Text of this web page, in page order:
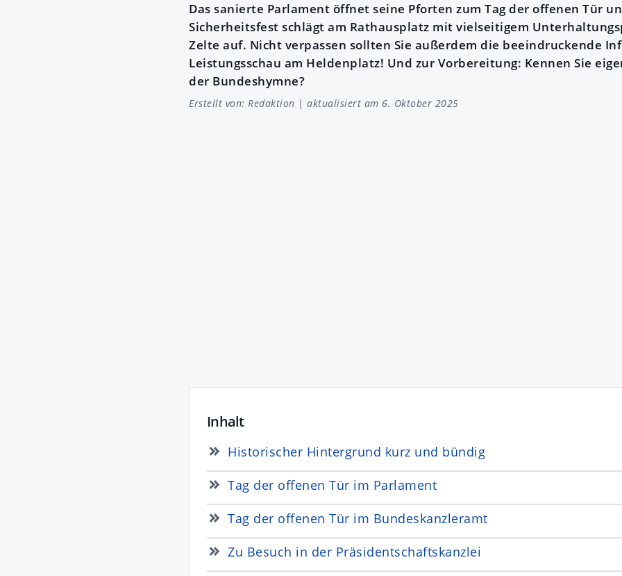
Das sanierte Parlament öffnet seine Pforten zum Tag der offenen Tür
Sicherheitsfest schlägt am Rathausplatz mit vielseitigem
Zelte auf. Nicht verpassen sollten Sie außerdem die beeindruckende
Leistungsschau am Heldenplatz! Und zur Vorbereitung: Kennen Sie
der Bundeshymne?
Erstellt von: Redaktion | aktualisiert am 6. Oktober 2025
Inhalt
Historischer Hintergrund kurz und bündig
Tag der offenen Tür im Parlament
Tag der offenen Tür im Bundeskanzleramt
Zu Besuch in der Präsidentschaftskanzlei